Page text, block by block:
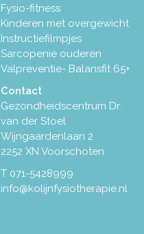
Fysio-fitness
Kinderen met overgewicht
Instructiefilmpjes
Sarcopenie ouderen
Valpreventie- Balansfit 65+
Contact
Gezondheidscentrum Dr.
van der Stoel
Wijngaardenlaan 2
2252 XN Voorschoten
T 071-5428999
info@kolijnfysiotherapie.nl